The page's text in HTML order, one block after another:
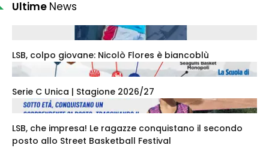
Ultime News
LSB, colpo giovane: Nicolò Flores è biancoblù
Serie C Unica | Stagione 2026/27
LSB, che impresa! Le ragazze conquistano il secondo
posto allo Street Basketball Festival